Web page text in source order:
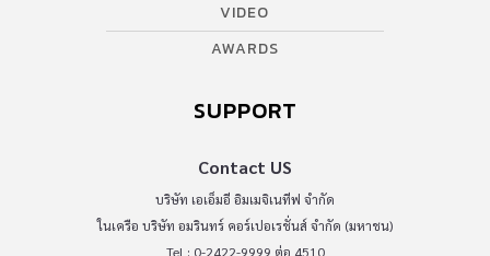
VIDEO
AWARDS
SUPPORT
Contact US
บริษัท เอเอ็มอี อิมเมจิเนทีฟ จำกัด
ในเครือ บริษัท อมรินทร์ คอร์เปอเรชั่นส์ จำกัด (มหาชน)
Tel : 0-2422-9999 ต่อ 4510